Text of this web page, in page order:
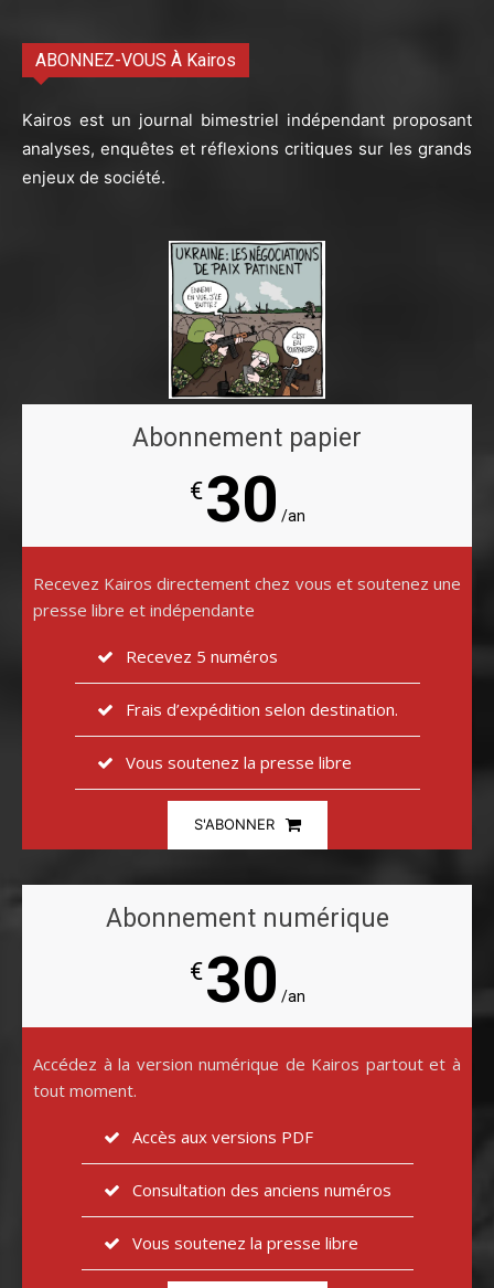
ABONNEZ-VOUS À Kairos
Kairos est un journal bimestriel indépendant proposant
analyses, enquêtes et réflexions critiques sur les grands
enjeux de société.
Abonnement papier
€30 /an
Recevez Kairos directement chez vous et soutenez une
presse libre et indépendante
Recevez 5 numéros
Frais d’expédition selon destination.
Vous soutenez la presse libre
S'ABONNER
Abonnement numérique
€30 /an
Accédez à la version numérique de Kairos partout et à
tout moment.
Accès aux versions PDF
Consultation des anciens numéros
Vous soutenez la presse libre